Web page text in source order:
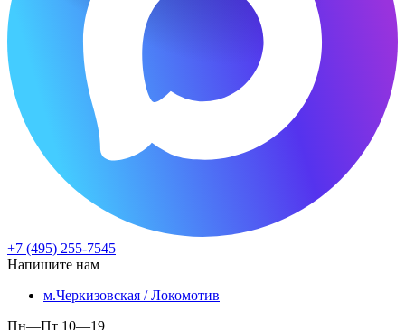
+7 (495) 255-7545
Напишите нам
м.Черкизовская / Локомотив
Пн—Пт 10—19